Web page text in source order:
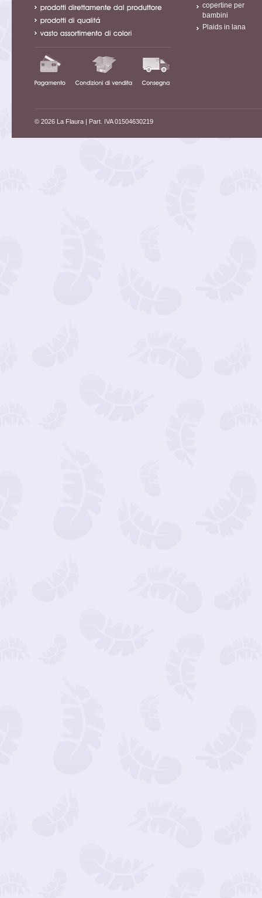
copertine per
bambini
Plaids in lana
© 2026 La Flaura| Part. IVA 01504630219